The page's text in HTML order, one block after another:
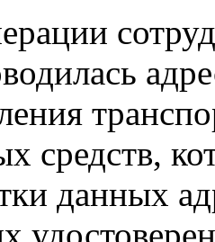
средств,
данных